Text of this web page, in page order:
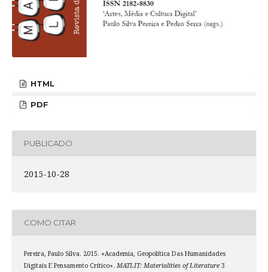
HTML
PDF
PUBLICADO
2015-10-28
COMO CITAR
Pereira, Paulo Silva. 2015. «Academia, Geopolítica Das Humanidades
Digitais E Pensamento Crítico». MATLIT: Materialities of Literature3